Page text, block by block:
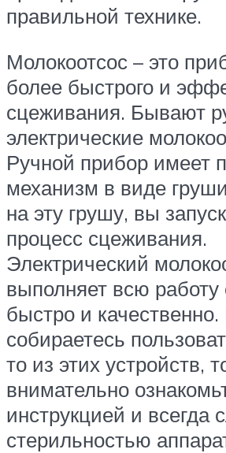
правильной технике.
Молокоотсос – это
более быстрого и
сцеживания. Бывают
электрические
Ручной прибор имеет
механизм в виде
на эту грушу, вы
процесс сцеживания.
Электрический
выполняет всю работу
быстро и
собираетесь
то из этих устройств,
внимательно
инструкцией и всегда
стерильностью